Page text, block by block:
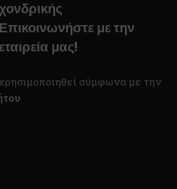
Επικοινωνήστε με την
εταιρεία μας!
σύμφωνα με την